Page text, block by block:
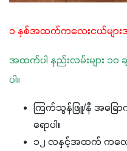
၁ နှစ်အထက်ကလေးငယ်မျာ
အထက်ပါ နည်းလမ်းများ ၁၀
ပါ။
ကြက်သွန်ဖြူ/နီ အခြော
ရောပါ။
၁၂ လနှင့်အထက် ကလေး